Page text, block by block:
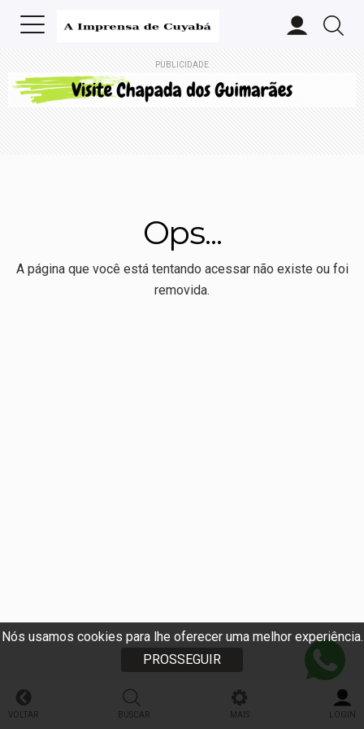
Nós usamos cookies para lhe oferecer uma melhor experiência.
PROSSEGUIR
PUBLICIDADE
Ops...
A página que você está tentando acessar não existe ou foi
removida.
VOLTAR BUSCAR MAIS LOGIN